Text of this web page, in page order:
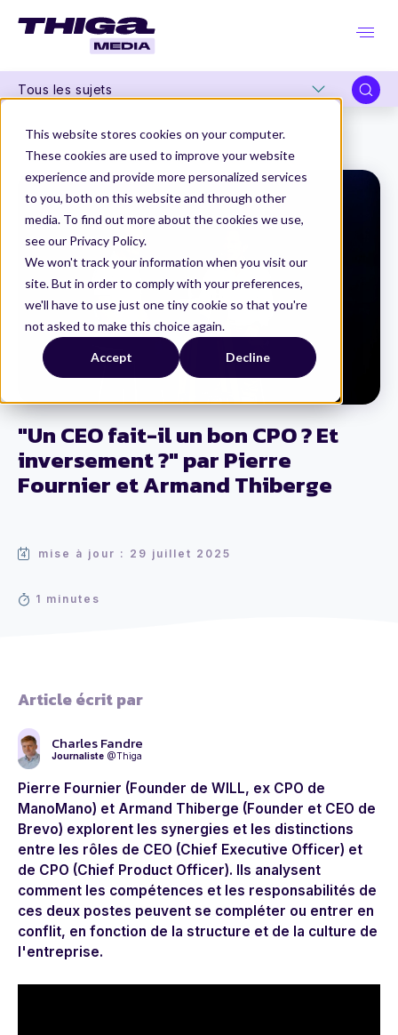
This website stores cookies on your computer.
These cookies are used to improve your website
experience and provide more personalized services
to you, both on this website and through other
media. To find out more about the cookies we use,
see our Privacy Policy.
We won't track your information when you visit our
site. But in order to comply with your preferences,
we'll have to use just one tiny cookie so that you're
not asked to make this choice again.
Accept Decline
Tous les sujets
"Un CEO fait-il un bon CPO ? Et
inversement ?" par Pierre
Fournier et Armand Thiberge
mise à jour : 29 juillet 2025
1 minutes
Thiga Media
La Product Conf 2025
Article écrit par
Charles Fandre
Journaliste @Thiga
Pierre Fournier (Founder de WILL, ex CPO de
ManoMano) et Armand Thiberge (Founder et CEO de
Brevo) explorent les synergies et les distinctions
entre les rôles de CEO (Chief Executive Officer) et
de CPO (Chief Product Officer). Ils analysent
comment les compétences et les responsabilités de
ces deux postes peuvent se compléter ou entrer en
conflit, en fonction de la structure et de la culture de
l'entreprise.